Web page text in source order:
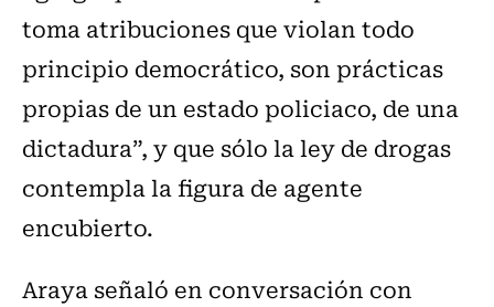
toma atribuciones que violan todo
principio democrático, son prácticas
propias de un estado policiaco, de una
dictadura”, y que sólo la ley de drogas
contempla la figura de agente
encubierto.
Araya señaló en conversación con